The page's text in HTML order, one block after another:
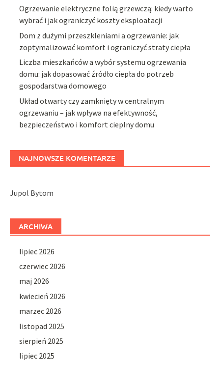
Ogrzewanie elektryczne folią grzewczą: kiedy warto
wybrać i jak ograniczyć koszty eksploatacji
Dom z dużymi przeszkleniami a ogrzewanie: jak
zoptymalizować komfort i ograniczyć straty ciepła
Liczba mieszkańców a wybór systemu ogrzewania
domu: jak dopasować źródło ciepła do potrzeb
gospodarstwa domowego
Układ otwarty czy zamknięty w centralnym
ogrzewaniu – jak wpływa na efektywność,
bezpieczeństwo i komfort cieplny domu
NAJNOWSZE KOMENTARZE
Jupol Bytom
ARCHIWA
lipiec 2026
czerwiec 2026
maj 2026
kwiecień 2026
marzec 2026
listopad 2025
sierpień 2025
lipiec 2025